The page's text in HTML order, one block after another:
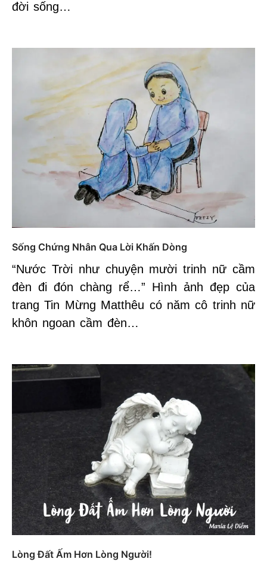
đời sống…
Sống Chứng Nhân Qua Lời Khấn Dòng
“Nước Trời như chuyện mười trinh nữ cầm
đèn đi đón chàng rể…” Hình ảnh đẹp của
trang Tin Mừng Matthêu có năm cô trinh nữ
khôn ngoan cầm đèn…
Lòng Đất Ấm Hơn Lòng Người!